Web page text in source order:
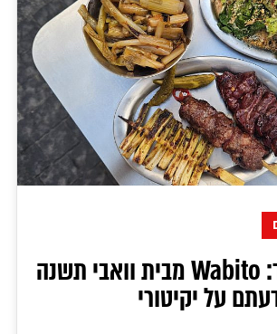
טעון שיפוד: Wabito מבית וואבי תשנה
על יקיטורי